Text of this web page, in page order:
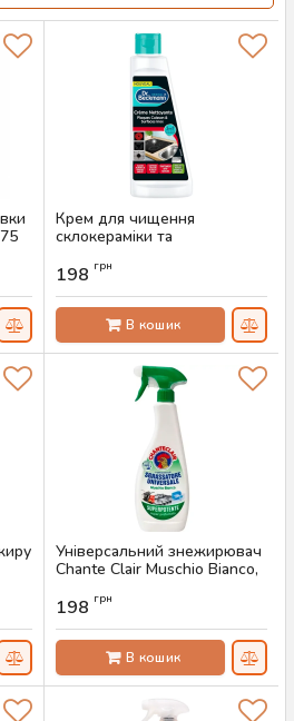
Крем для чищення
склокераміки та
Beckmann, 250 мл
Артикул:AS-00823
198 грн
В кошик
Універсальний знежирювач
Chante Сlair Muschio Bianco,
Артикул:
198 грн
В кошик